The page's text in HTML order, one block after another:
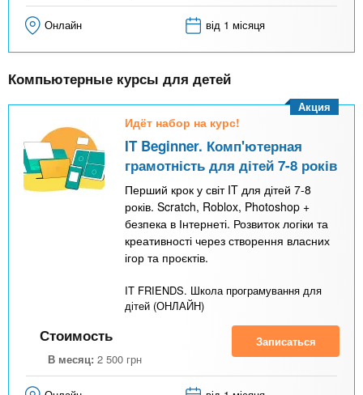
Онлайн від 1 місяця
Компьютерные курсы для детей
Идёт набор на курс!
IT Beginner. Комп'ютерная
грамотність для дітей 7-8 років
Перший крок у світ IT для дітей 7-8
років. Scratch, Roblox, Photoshop +
безпека в Інтернеті. Розвиток логіки та
креативності через створення власних
ігор та проєктів.
IT FRIENDS. Школа програмування для
дітей (ОНЛАЙН)
Акция
Стоимость
В месяц: 2 500 грн
Записаться